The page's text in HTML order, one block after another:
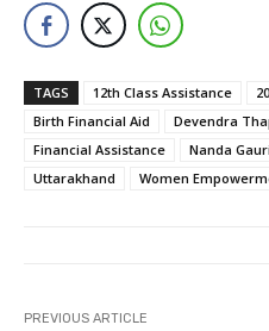
TAGS 12th Class Assistance
Birth Financial Aid
Devendra
Financial Assistance
Nanda
Uttarakhand
Women
PREVIOUS ARTICLE